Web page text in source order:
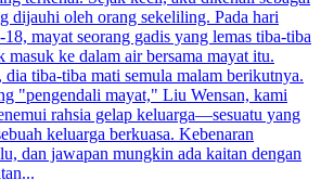
dijauhi oleh orang sekeliling. Pada hari
mayat seorang gadis yang lemas tiba-tiba
ke dalam air bersama mayat itu.
dia tiba-tiba mati semula malam berikutnya.
"pengendali mayat," Liu Wensan, kami
rahsia gelap keluarga—sesuatu yang
keluarga berkuasa. Kebenaran
dan jawapan mungkin ada kaitan dengan